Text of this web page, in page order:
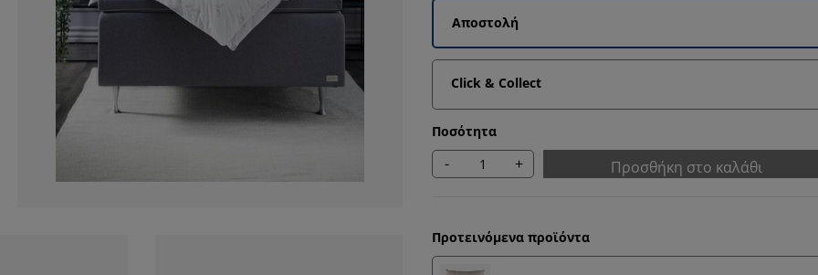
Αποστολή
Click & Collect
Ποσότητα
- + Προσθήκη στο καλάθι
Προτεινόμενα προϊόντα